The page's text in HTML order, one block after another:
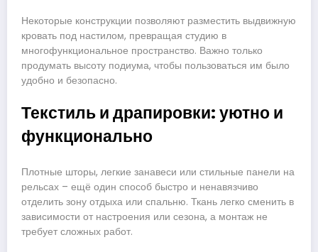
Некоторые конструкции позволяют разместить выдвижную
кровать под настилом, превращая студию в
многофункциональное пространство. Важно только
продумать высоту подиума, чтобы пользоваться им было
удобно и безопасно.
Текстиль и драпировки: уютно и
функционально
Плотные шторы, легкие занавеси или стильные панели на
рельсах – ещё один способ быстро и ненавязчиво
отделить зону отдыха или спальню. Ткань легко сменить в
зависимости от настроения или сезона, а монтаж не
требует сложных работ.